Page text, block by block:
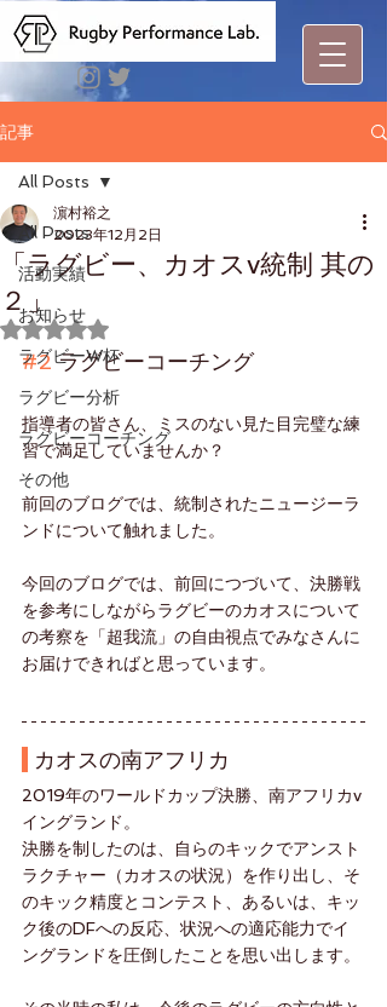
記事
All Posts
活動実績
お知らせ
ラグビーW杯
ラグビー分析
ラグビーコーチング
その他
All Posts
「ラグビー、カオスv統制 其の
２」
濵村裕之
2023年12月2日
5つ星のうちNaNと評価されています。
#2 ラグビーコーチング
指導者の皆さん、ミスのない見た目完璧な練
習で満足していませんか？
前回のブログでは、統制されたニュージーラ
ンドについて触れました。
今回のブログでは、前回につづいて、決勝戦
を参考にしながらラグビーのカオスについて
の考察を「超我流」の自由視点でみなさんに
お届けできればと思っています。
カオスの南アフリカ
2019年のワールドカップ決勝、南アフリカv
イングランド。
決勝を制したのは、自らのキックでアンスト
ラクチャー（カオスの状況）を作り出し、そ
のキック精度とコンテスト、あるいは、キッ
ク後のDFへの反応、状況への適応能力でイ
ングランドを圧倒したことを思い出します。